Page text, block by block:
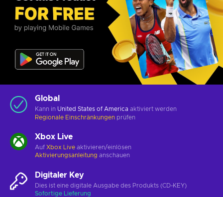
Global
Kann in United States of America aktiviert werden
Regionale Einschränkungen prüfen
Xbox Live
Auf Xbox Live aktivieren/einlösen
Aktivierungsanleitung anschauen
Digitaler Key
Dies ist eine digitale Ausgabe des Produkts (CD-KEY)
Sofortige Lieferung